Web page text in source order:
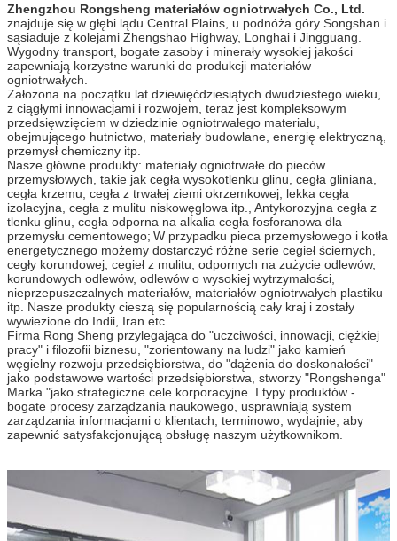
Zostaw wiadomość
Oddzwonimy wkrótce!
Zhengzhou Rongsheng materiałów ogniotrwałych Co., Ltd.
znajduje się w głębi lądu Central Plains, u podnóża góry Songshan i
sąsiaduje z kolejami Zhengshao Highway, Longhai i Jingguang.
Wygodny transport, bogate zasoby i minerały wysokiej jakości
zapewniają korzystne warunki do produkcji materiałów
ogniotrwałych.
Założona na początku lat dziewięćdziesiątych dwudziestego wieku,
z ciągłymi innowacjami i rozwojem, teraz jest kompleksowym
przedsięwzięciem w dziedzinie ogniotrwałego materiału,
obejmującego hutnictwo, materiały budowlane, energię elektryczną,
przemysł chemiczny itp.
Nasze główne produkty: materiały ogniotrwałe do pieców
przemysłowych, takie jak cegła wysokotlenku glinu, cegła gliniana,
cegła krzemu, cegła z trwałej ziemi okrzemkowej, lekka cegła
izolacyjna, cegła z mulitu niskowęglowa itp., Antykorozyjna cegła z
tlenku glinu, cegła odporna na alkalia cegła fosforanowa dla
przemysłu cementowego; W przypadku pieca przemysłowego i kotła
energetycznego możemy dostarczyć różne serie cegieł ściernych,
cegły korundowej, cegieł z mulitu, odpornych na zużycie odlewów,
korundowych odlewów, odlewów o wysokiej wytrzymałości,
nieprzepuszczalnych materiałów, materiałów ogniotrwałych plastiku
itp. Nasze produkty cieszą się popularnością cały kraj i zostały
wywiezione do Indii, Iran.etc.
Firma Rong Sheng przylegająca do "uczciwości, innowacji, ciężkiej
pracy" i filozofii biznesu, "zorientowany na ludzi" jako kamień
węgielny rozwoju przedsiębiorstwa, do "dążenia do doskonałości"
jako podstawowe wartości przedsiębiorstwa, stworzy "Rongshenga"
Marka "jako strategiczne cele korporacyjne. I typy produktów -
bogate procesy zarządzania naukowego, usprawniają system
zarządzania informacjami o klientach, terminowo, wydajnie, aby
zapewnić satysfakcjonującą obsługę naszym użytkownikom.